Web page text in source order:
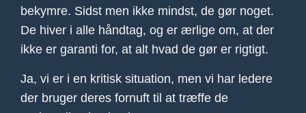
bekymre. Sidst men ikke mindst, de gør noget.
De hiver i alle håndtag, og er ærlige om, at der
ikke er garanti for, at alt hvad de gør er rigtigt.
Ja, vi er i en kritisk situation, men vi har ledere
der bruger deres fornuft til at træffe de